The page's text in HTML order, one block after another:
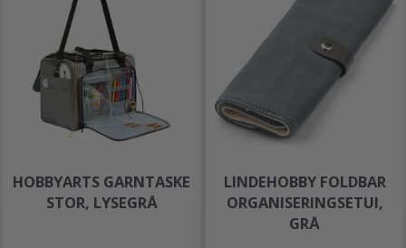
HOBBYARTS GARNTASKE
STOR, LYSEGRÅ
LINDEHOBBY FOLDBAR
ORGANISERINGSETUI,
GRÅ